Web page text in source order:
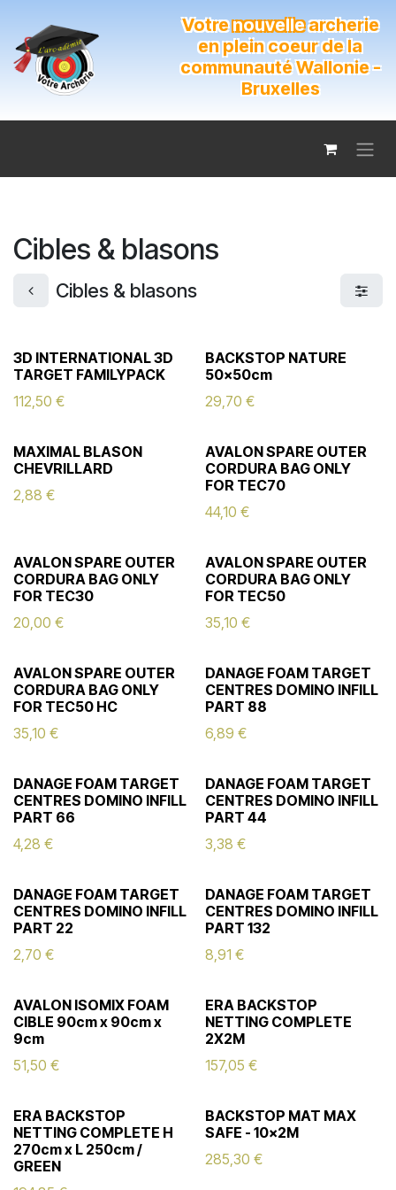
Votrenouvellearcherie
en plein coeur de la
communauté Wallonie -
Bruxelles
Cibles & blasons
Cibles & blasons
3D INTERNATIONAL 3D
TARGET FAMILYPACK
112,50 €
BACKSTOP NATURE
50x50cm
29,70 €
MAXIMAL BLASON
CHEVRILLARD
2,88 €
AVALON SPARE OUTER
CORDURA BAG ONLY
FOR TEC70
44,10 €
AVALON SPARE OUTER
CORDURA BAG ONLY
FOR TEC30
20,00 €
AVALON SPARE OUTER
CORDURA BAG ONLY
FOR TEC50
35,10 €
AVALON SPARE OUTER
CORDURA BAG ONLY
FOR TEC50 HC
35,10 €
DANAGE FOAM TARGET
CENTRES DOMINO INFILL
PART 88
6,89 €
DANAGE FOAM TARGET
CENTRES DOMINO INFILL
PART 66
4,28 €
DANAGE FOAM TARGET
CENTRES DOMINO INFILL
PART 44
3,38 €
DANAGE FOAM TARGET
CENTRES DOMINO INFILL
PART 22
2,70 €
DANAGE FOAM TARGET
CENTRES DOMINO INFILL
PART 132
8,91 €
AVALON ISOMIX FOAM
CIBLE 90cm x 90cm x
9cm
51,50 €
ERA BACKSTOP
NETTING COMPLETE
2X2M
157,05 €
ERA BACKSTOP
NETTING COMPLETE H
270cm x L 250cm /
GREEN
BACKSTOP MAT MAX
SAFE - 10x2M
285,30 €